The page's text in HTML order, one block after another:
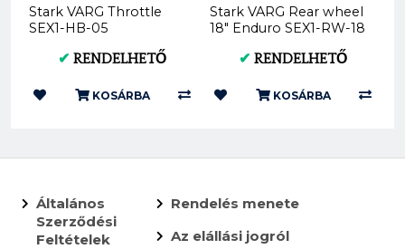
Stark VARG Throttle
SEX1-HB-05
✔ RENDELHETŐ
KOSÁRBA
Stark VARG Rear wheel
18" Enduro SEX1-RW-18
✔ RENDELHETŐ
KOSÁRBA
Általános
Szerződési
Feltételek
Rendelés menete
Az elállási jogról